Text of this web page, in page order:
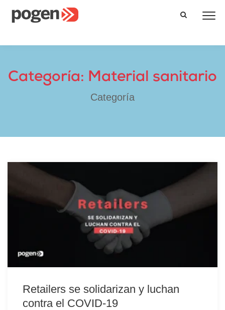
Categoría: Material sanitario
Categoría
Retailers se solidarizan y luchan
contra el COVID-19